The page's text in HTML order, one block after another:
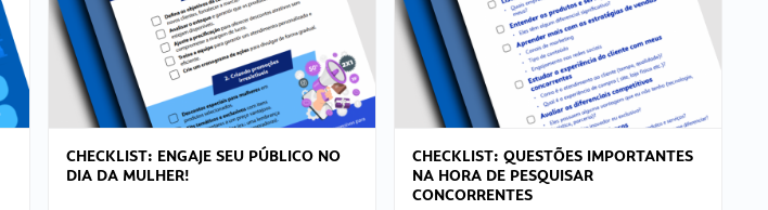
CHECKLIST: ENGAJE SEU PÚBLICO NO
DIA DA MULHER!
CHECKLIST: QUESTÕES IMPORTANTES
NA HORA DE PESQUISAR
CONCORRENTES